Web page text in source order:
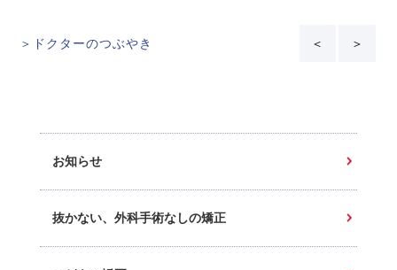
＞ドクターのつぶやき ＜ ＞
お知らせ
抜かない、外科手術なしの矯正